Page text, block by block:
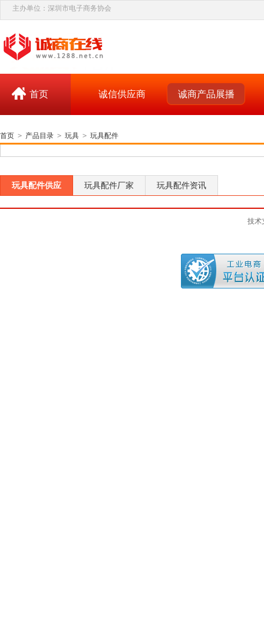
主办单位：深圳市电子商务协会
首页 诚信供应商 诚商产品展播
首页 > 产品目录 > 玩具 > 玩具配件
玩具配件供应 玩具配件厂家 玩具配件资讯
技术